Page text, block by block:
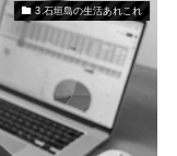
3.石垣島の生活あれこれ